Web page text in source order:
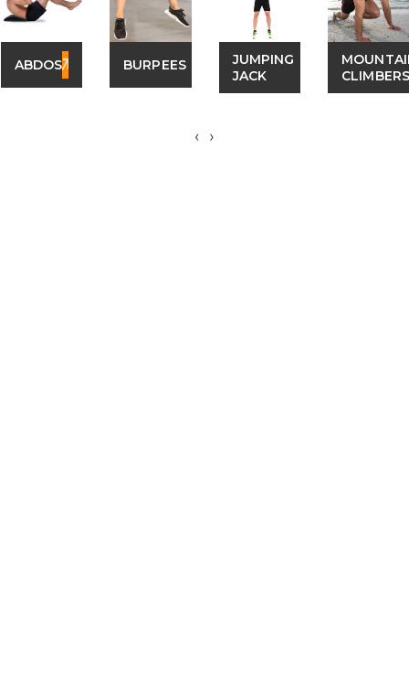
ABDOS BURPEES
JUMPING
JACK
‹ ›